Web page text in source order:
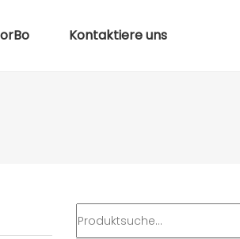
Kontaktiere uns